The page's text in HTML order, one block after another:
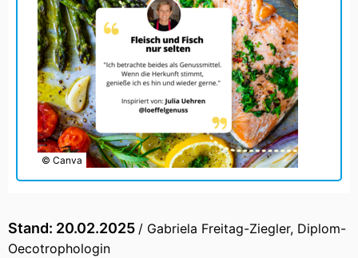
© Canva
Stand: 20.02.2025 / Gabriela Freitag-Ziegler, Diplom-
Oecotrophologin